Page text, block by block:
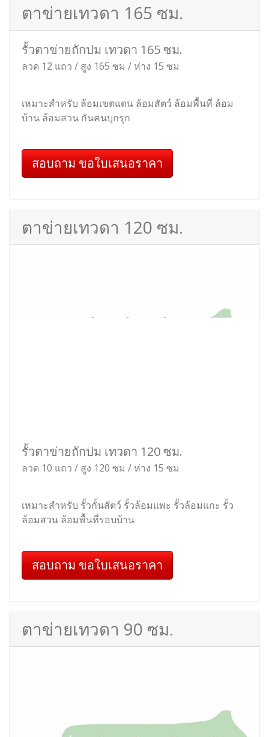
รั้วตาข่ายถักปม เทวดา 150 ซม.
เหมาะสำหรับ กั้นสวนหย่อม รั้วเตี้ย กั้นเขตแดน บอก
เขต ไม่ต้องการความสูงมาก
บ้าน ล้อมสวน กันคนบุกรุก
สอบถาม ขอใบเสนอราคา
ตาข่ายเทวดา 120 ซม.